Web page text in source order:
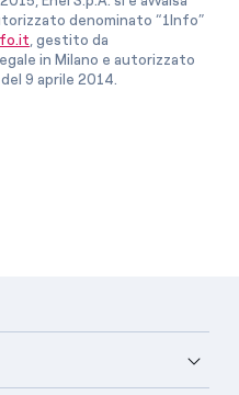
denominato “1Info”
, gestito da
in Milano e autorizzato
9 aprile 2014.